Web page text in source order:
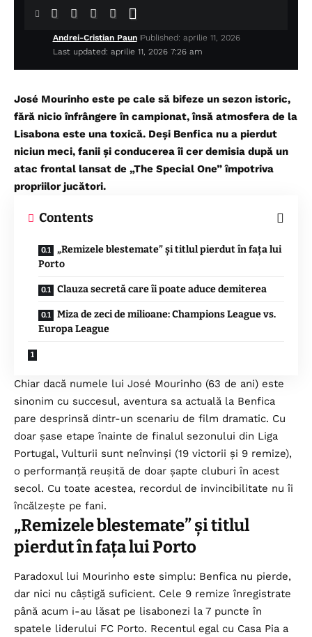
Last updated: aprilie 11, 2026 7:26 am
Andrei-Cristian Paun Published: aprilie 11, 2026
José Mourinho este pe cale să bifeze un sezon istoric,
fără nicio înfrângere în campionat, însă atmosfera de la
Lisabona este una toxică. Deși Benfica nu a pierdut
niciun meci, fanii și conducerea îi cer demisia după un
atac frontal lansat de „The Special One” împotriva
propriilor jucători.
Contents
„Remizele blestemate” și titlul pierdut în fața lui
Porto
Clauza secretă care îi poate aduce demiterea
Miza de zeci de milioane: Champions League vs.
Europa League
Chiar dacă numele lui José Mourinho (63 de ani) este
sinonim cu succesul, aventura sa actuală la Benfica
pare desprinsă dintr-un scenariu de film dramatic. Cu
doar șase etape înainte de finalul sezonului din Liga
Portugal, Vulturii sunt neînvinși (19 victorii și 9 remize),
o performanță reușită de doar șapte cluburi în acest
secol. Cu toate acestea, recordul de invincibilitate nu îi
încălzește pe fani.
„Remizele blestemate” și titlul
pierdut în fața lui Porto
Paradoxul lui Mourinho este simplu: Benfica nu pierde,
dar nici nu câștigă suficient. Cele 9 remize înregistrate
până acum i-au lăsat pe lisabonezi la 7 puncte în
spatele liderului FC Porto. Recentul egal cu Casa Pia a